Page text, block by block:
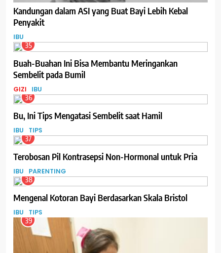
Kandungan dalam ASI yang Buat Bayi Lebih Kebal
Penyakit
IBU
35
Buah-Buahan Ini Bisa Membantu Meringankan
Sembelit pada Bumil
GIZI IBU
36
Bu, Ini Tips Mengatasi Sembelit saat Hamil
IBU TIPS
37
Terobosan Pil Kontrasepsi Non-Hormonal untuk Pria
IBU PARENTING
38
Mengenal Kotoran Bayi Berdasarkan Skala Bristol
IBU TIPS
39